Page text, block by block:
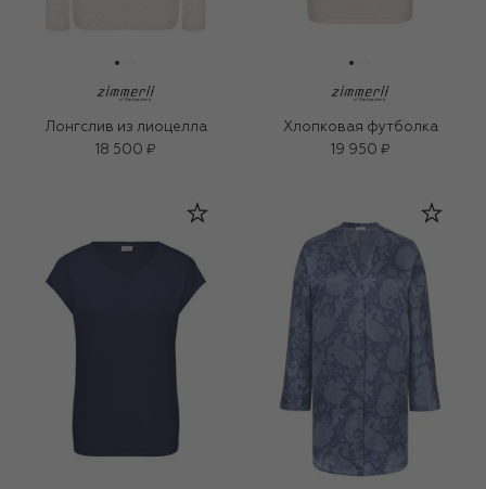
Лонгслив из лиоцелла
18 500 ₽
Хлопковая футболка
19 950 ₽